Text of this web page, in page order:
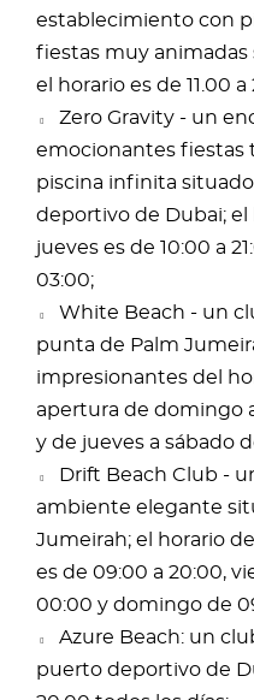
establecimiento con
fiestas muy animadas
el horario es de 11.00
Zero Gravity - un
emocionantes fiestas
piscina infinita
deportivo de Dubai;
jueves es de 10:00 a
03:00;
White Beach - un
punta de Palm
impresionantes del
apertura de domingo
y de jueves a sábado
Drift Beach Club -
ambiente elegante
Jumeirah; el horario
es de 09:00 a 20:00,
00:00 y domingo de
Azure Beach: un
puerto deportivo de